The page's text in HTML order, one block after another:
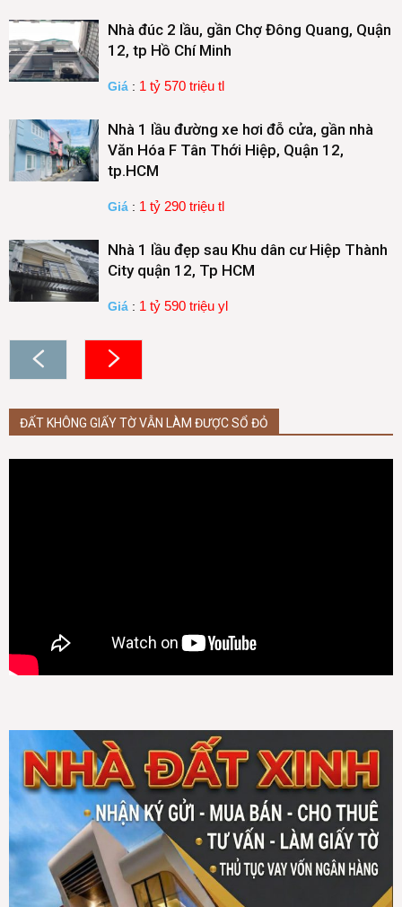
Nhà đúc 2 lầu, gần Chợ Đông Quang, Quận
12, tp Hồ Chí Minh
Giá : 1 tỷ 570 triệu tl
Nhà 1 lầu đường xe hơi đỗ cửa, gần nhà
Văn Hóa F Tân Thới Hiệp, Quận 12,
tp.HCM
Giá : 1 tỷ 290 triệu tl
Nhà 1 lầu đẹp sau Khu dân cư Hiệp Thành
City quận 12, Tp HCM
Giá : 1 tỷ 590 triệu yl
ĐẤT KHÔNG GIẤY TỜ VẪN LÀM ĐƯỢC SỔ ĐỎ